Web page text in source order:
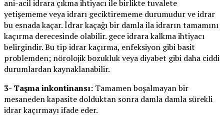
ani-acil idrara çıkma ihtiyacı ile birlikte tuvalete
yetişememe veya idrarı geciktirememe durumudur ve idrar
bu esnada kaçar. İdrar kaçağı bir damla ila idrarın tamamını
kaçırma derecesinde olabilir. gece idrara kalkma ihtiyacı
belirgindir. Bu tip idrar kaçırma, enfeksiyon gibi basit
problemden; nörolojik bozukluk veya diyabet gibi daha ciddi
durumlardan kaynaklanabilir.
3- Taşma inkontinansı: Tamamen boşalmayan bir
mesaneden kapasite dolduktan sonra damla damla sürekli
idrar kaçırmayı ifade eder.